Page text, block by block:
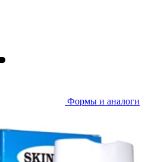
Формы и аналоги